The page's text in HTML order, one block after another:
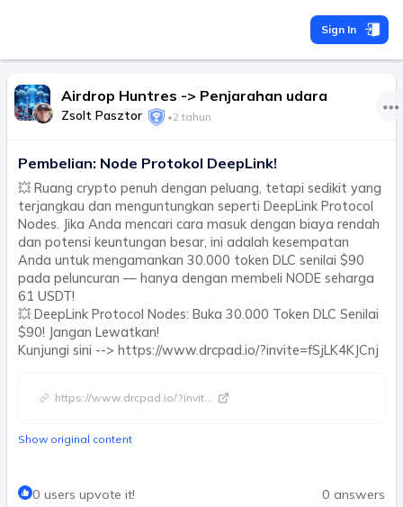
Sign In
Airdrop Huntres -> Penjarahan udara
Zsolt Pasztor •2 tahun
Pembelian: Node Protokol DeepLink!
💥 Ruang crypto penuh dengan peluang, tetapi sedikit yang
terjangkau dan menguntungkan seperti DeepLink Protocol
Nodes. Jika Anda mencari cara masuk dengan biaya rendah
dan potensi keuntungan besar, ini adalah kesempatan
Anda untuk mengamankan 30.000 token DLC senilai $90
pada peluncuran — hanya dengan membeli NODE seharga
61 USDT!
💥 DeepLink Protocol Nodes: Buka 30.000 Token DLC Senilai
$90! Jangan Lewatkan!
Kunjungi sini --> https://www.drcpad.io/?invite=fSjLK4KJCnj
https://www.drcpad.io/?invit...
Show original content
0 users upvote it! 0 answers